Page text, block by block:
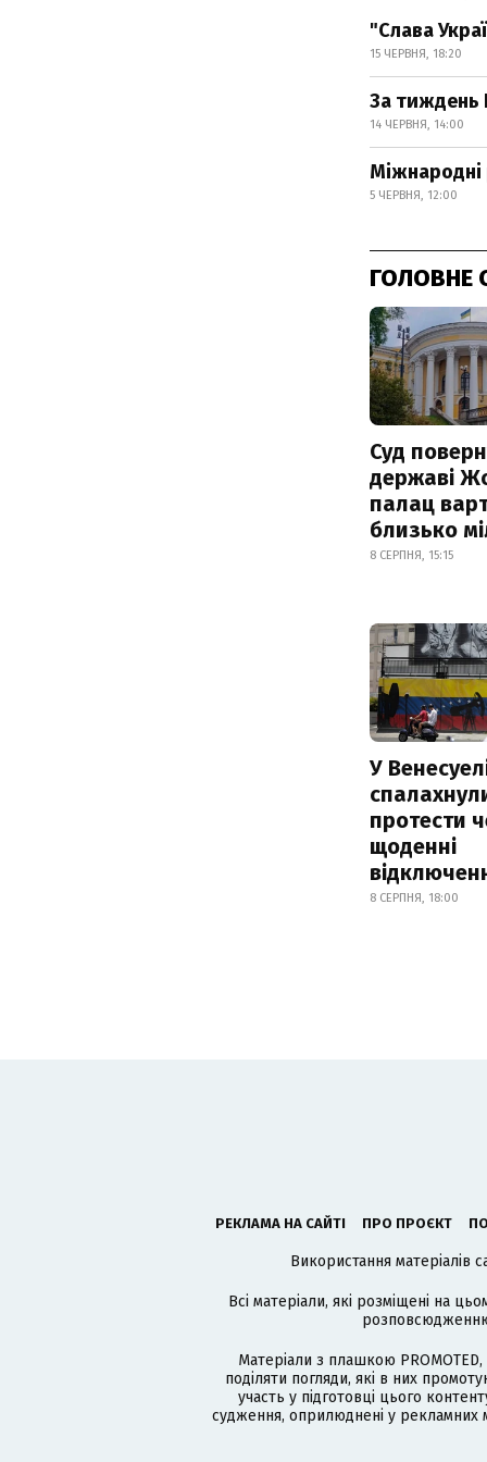
"Слава
15 ЧЕРВНЯ, 18:20
За тиждень
14 ЧЕРВНЯ, 14:00
Міжнародні
5 ЧЕРВНЯ, 12:00
ГОЛОВНЕ
Суд
державі
палац
близько
8 СЕРПНЯ, 15:15
У
протести
щоденні
8 СЕРПНЯ, 18:00
РЕКЛАМА НА САЙТІ ПРО ПРОЄКТ
Використання матеріалів
Всі матеріали, які розміщені на
розповсюдженню
Матеріали з плашкою
поділяти погляди, які в них
участь у підготовці цього
судження, оприлюднені у рекламних